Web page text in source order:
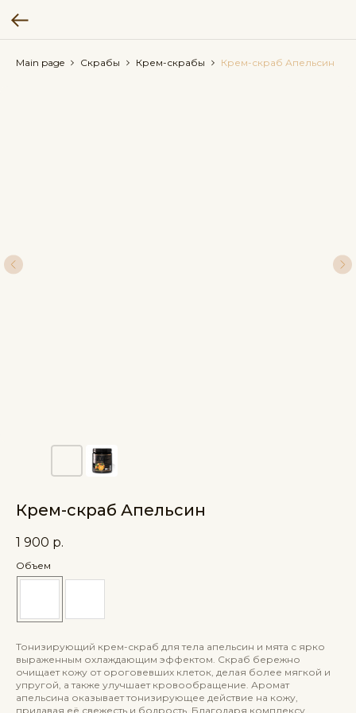
Main page Скрабы Крем-скрабы Крем-скраб Апельсин
Крем-скраб Апельсин
1 900 р.
Объем
Тонизирующий крем-скраб для тела апельсин и мята с ярко
выраженным охлаждающим эффектом. Скраб бережно
очищает кожу от ороговевших клеток, делая более мягкой и
упругой, а также улучшает кровообращение. Аромат
апельсина оказывает тонизирующее действие на кожу,
придавая её свежесть и бодрость. Благодаря комплексу